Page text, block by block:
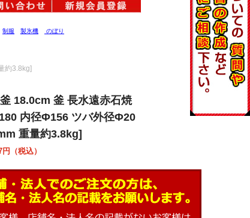
制服 製氷機 のぼり
約3.8kg]
18.0cm 釜 長水遠赤石焼
内径Φ156 ツバ外径Φ20
重量約3.8kg]
円（税込）